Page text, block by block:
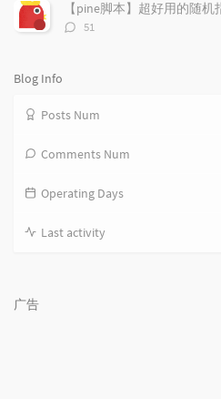
s数：
【pine脚本】超好用的随机
评
51
Blog Info
Posts Num
Comments Num
Operating Days
Last activity
广告